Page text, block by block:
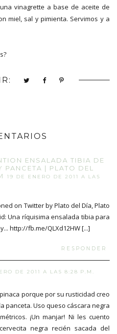
vinagrette a base de aceite de
miel, sal y pimienta. Servimos y a
ENSALADA TIBIA DE
PANCETA | PLATO DEL
19 DE ENERO DE 2011 A LAS
on Twitter by Plato del Día, Plato
Una ríquisima ensalada tibia para
http://fb.me/QLXd12HW [...]
RESPONDER
DE 2011 A LAS 8:28 P.M.
porque por su rusticidad creo
panceta. Uso queso cáscara negra
¡Un manjar! Ni les cuento
negra recién sacada del